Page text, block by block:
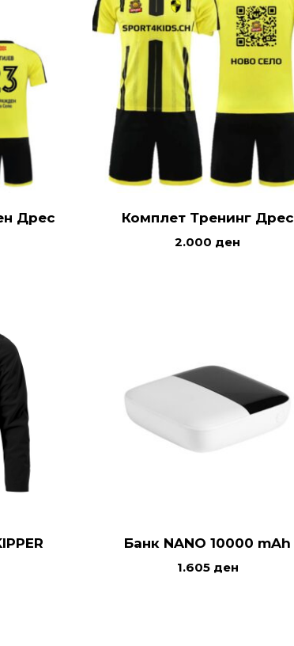
Дрес Комплет Тренинг Дрес
2.000 ден
Банк NANO 10000 mAh
1.605 ден